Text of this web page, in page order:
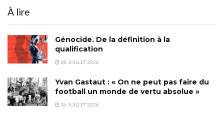
À lire
Génocide. De la définition à la
qualification
28 JUILLET 2026
Yvan Gastaut : « On ne peut pas faire du
football un monde de vertu absolue »
26 JUILLET 2026